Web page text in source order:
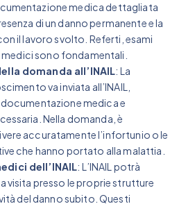
medica dettagliata
di un danno permanente e la
il lavoro svolto. Referti, esami
sono fondamentali.
domanda all’INAIL: La
va inviata all’INAIL,
medica e
Nella domanda, è
accuratamente l’infortunio o le
che hanno portato alla malattia.
dell’INAIL: L’INAIL potrà
visita presso le proprie strutture
del danno subito. Questi